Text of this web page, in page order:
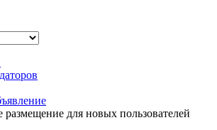
размещение для новых пользователей